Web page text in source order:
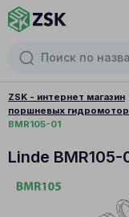
ZSK - интернет магазин
поршневых
BMR105-01
Linde BMR105-